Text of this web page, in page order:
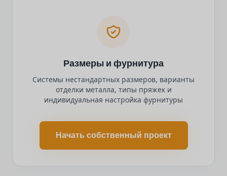
Размеры и фурнитура
Системы нестандартных размеров, варианты
отделки металла, типы пряжек и
индивидуальная настройка фурнитуры
Начать собственный проект